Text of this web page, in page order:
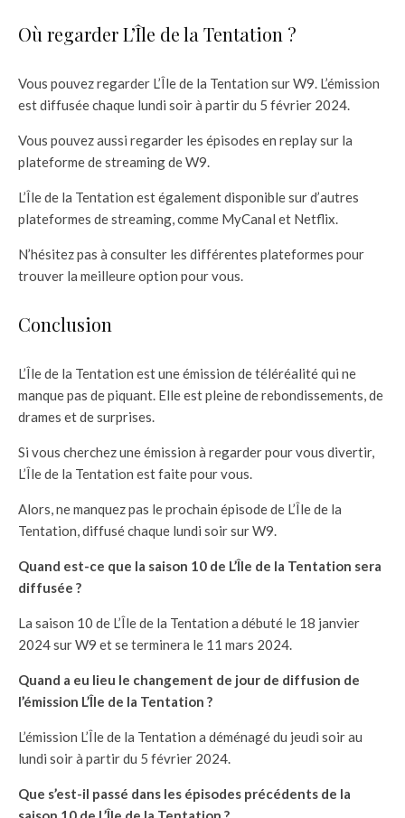
Où regarder L’Île de la Tentation ?
Vous pouvez regarder L’Île de la Tentation sur W9. L’émission
est diffusée chaque lundi soir à partir du 5 février 2024.
Vous pouvez aussi regarder les épisodes en replay sur la
plateforme de streaming de W9.
L’Île de la Tentation est également disponible sur d’autres
plateformes de streaming, comme MyCanal et Netflix.
N’hésitez pas à consulter les différentes plateformes pour
trouver la meilleure option pour vous.
Conclusion
L’Île de la Tentation est une émission de téléréalité qui ne
manque pas de piquant. Elle est pleine de rebondissements, de
drames et de surprises.
Si vous cherchez une émission à regarder pour vous divertir,
L’Île de la Tentation est faite pour vous.
Alors, ne manquez pas le prochain épisode de L’Île de la
Tentation, diffusé chaque lundi soir sur W9.
Quand est-ce que la saison 10 de L’Île de la Tentation sera
diffusée ?
La saison 10 de L’Île de la Tentation a débuté le 18 janvier
2024 sur W9 et se terminera le 11 mars 2024.
Quand a eu lieu le changement de jour de diffusion de
l’émission L’Île de la Tentation ?
L’émission L’Île de la Tentation a déménagé du jeudi soir au
lundi soir à partir du 5 février 2024.
Que s’est-il passé dans les épisodes précédents de la